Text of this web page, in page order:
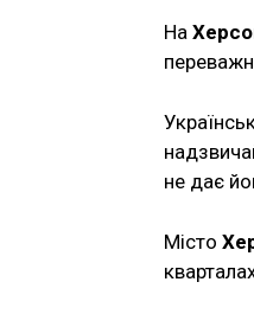
На
не дає
Місто